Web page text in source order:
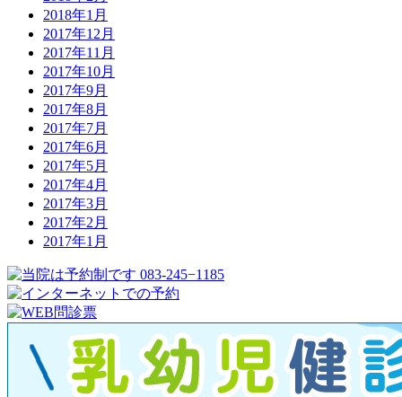
2018年1月
2017年12月
2017年11月
2017年10月
2017年9月
2017年8月
2017年7月
2017年6月
2017年5月
2017年4月
2017年3月
2017年2月
2017年1月